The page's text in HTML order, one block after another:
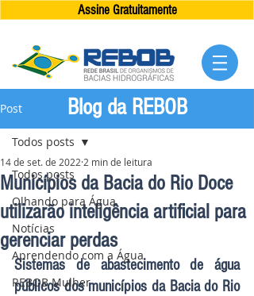
Assine Gratuitamente
Post
Todos posts
Olhando para Água
Notícias
Aprendendo com a Água
REBOB Mulher
Todos posts
Municípios da Bacia do Rio Doce
utilizarão inteligência artificial para
gerenciar perdas
14 de set. de 2022 2 min de leitura
Sistemas de abastecimento de água
públicos dos municípios da Bacia do Rio
Blog da REBOB